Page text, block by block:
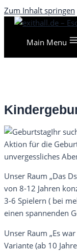
Zum Inhalt springen
Main Menu
Ihr
Aktion für die
unvergessliches
Unser Raum „Das
von 8-12 Jahren
3-6 Spielern ( bei
einen spannenden
Unser Raum „Es
Variante (ab 10